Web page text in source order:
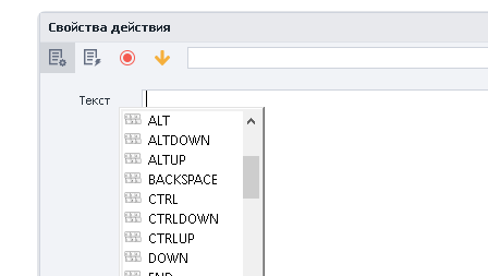
Open